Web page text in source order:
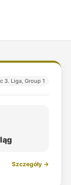
3. Liga, Group 1
Szczegóły →